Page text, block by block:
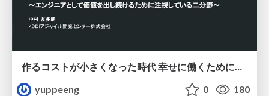
作るコストが小さくなった時代 幸せに働くために改めて考えたいこと 〜エンジニアとして価値を出し続けるために注視している二分野〜
yuppeeng
0 180